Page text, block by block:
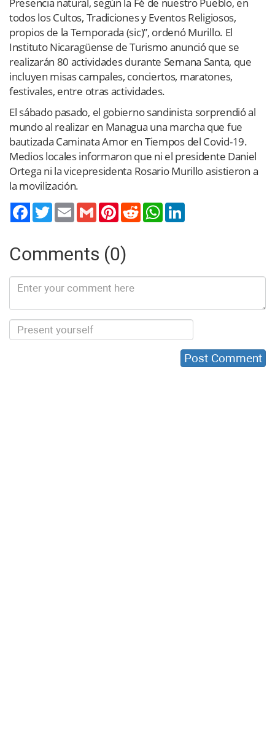
todos los Cultos, Tradiciones y Eventos Religiosos,
propios de la Temporada (sic)”, ordenó Murillo. El
Instituto Nicaragüense de Turismo anunció que se
realizarán 80 actividades durante Semana Santa, que
incluyen misas campales, conciertos, maratones,
festivales, entre otras actividades.
El sábado pasado, el gobierno sandinista sorprendió al
mundo al realizar en Managua una marcha que fue
bautizada Caminata Amor en Tiempos del Covid-19.
Medios locales informaron que ni el presidente Daniel
Ortega ni la vicepresidenta Rosario Murillo asistieron a
la movilización.
TwitterEmail Gmail PinterestReddit WhatsApp
Comments (0)